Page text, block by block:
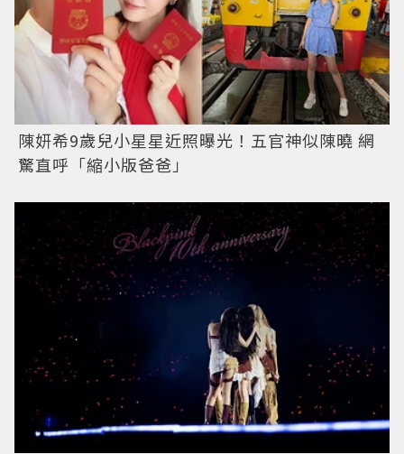
陳妍希9歲兒小星星近照曝光！五官神似陳曉 網
驚直呼「縮小版爸爸」